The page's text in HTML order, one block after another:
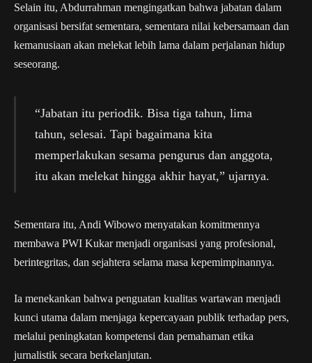
Selain itu, Abdurrahman mengingatkan bahwa jabatan dalam
organisasi bersifat sementara, sementara nilai kebersamaan dan
kemanusiaan akan melekat lebih lama dalam perjalanan hidup
seseorang.
“Jabatan itu periodik. Bisa tiga tahun, lima
tahun, selesai. Tapi bagaimana kita
memperlakukan sesama pengurus dan anggota,
itu akan melekat hingga akhir hayat,” ujarnya.
Sementara itu, Andi Wibowo menyatakan komitmennya
membawa PWI Kukar menjadi organisasi yang profesional,
berintegritas, dan sejahtera selama masa kepemimpinannya.
Ia menekankan bahwa penguatan kualitas wartawan menjadi
kunci utama dalam menjaga kepercayaan publik terhadap pers,
melalui peningkatan kompetensi dan pemahaman etika
jurnalistik secara berkelanjutan.